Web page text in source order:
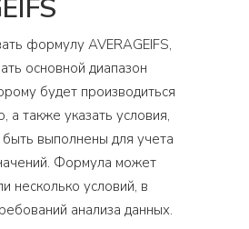
формулу AVERAGEIFS,
основной диапазон
будет производиться
а также указать условия,
выполнены для учета
Формула может
несколько условий, в
анализа данных.